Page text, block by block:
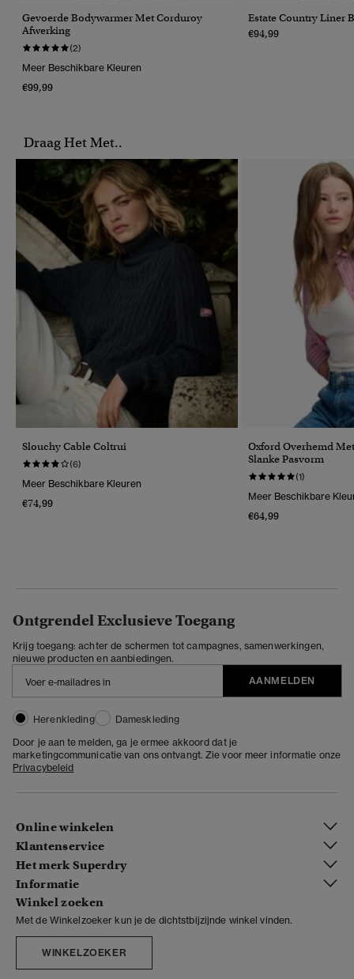
Gevoerde Bodywarmer Met Corduroy
Afwerking
(2)
Meer Beschikbare Kleuren
€99,99
Estate Country Liner
€94,99
Draag Het Met..
Slouchy Cable Coltrui
(6)
Meer Beschikbare Kleuren
€74,99
Oxford Overhemd
Slanke Pasvorm
(1)
Meer Beschikbare
€64,99
Ontgrendel Exclusieve Toegang
Krijg toegang: achter de schermen tot campagnes, samenwerkingen,
nieuwe producten en aanbiedingen.
AANMELDEN
Herenkleding
Dameskleding
Door je aan te melden, ga je ermee akkoord dat je
marketingcommunicatie van ons ontvangt. Zie voor meer informatie onze
Privacybeleid
Online winkelen
Klantenservice
Het merk Superdry
Informatie
Winkel zoeken
Met de Winkelzoeker kun je de dichtstbijzijnde winkel vinden.
WINKELZOEKER